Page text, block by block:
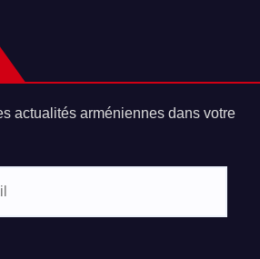
actualités arméniennes dans votre